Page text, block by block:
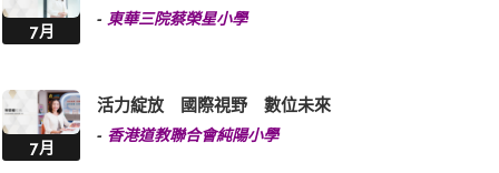
7月
- 東華三院蔡榮星小學
7月
活力綻放 國際視野 數位未來
- 香港道教聯合會純陽小學